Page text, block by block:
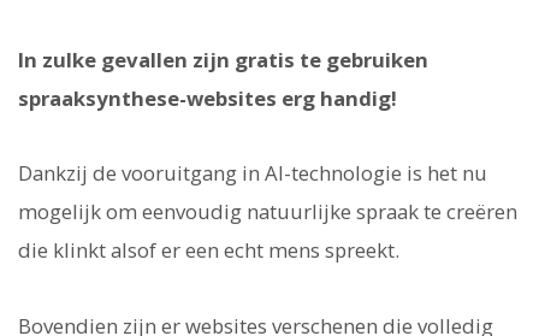
In zulke gevallen zijn gratis te gebruiken
spraaksynthese-websites erg handig!
Dankzij de vooruitgang in AI-technologie is het nu
mogelijk om eenvoudig natuurlijke spraak te creëren
die klinkt alsof er een echt mens spreekt.
Bovendien zijn er websites verschenen die volledig